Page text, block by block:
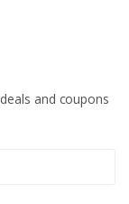
and coupons